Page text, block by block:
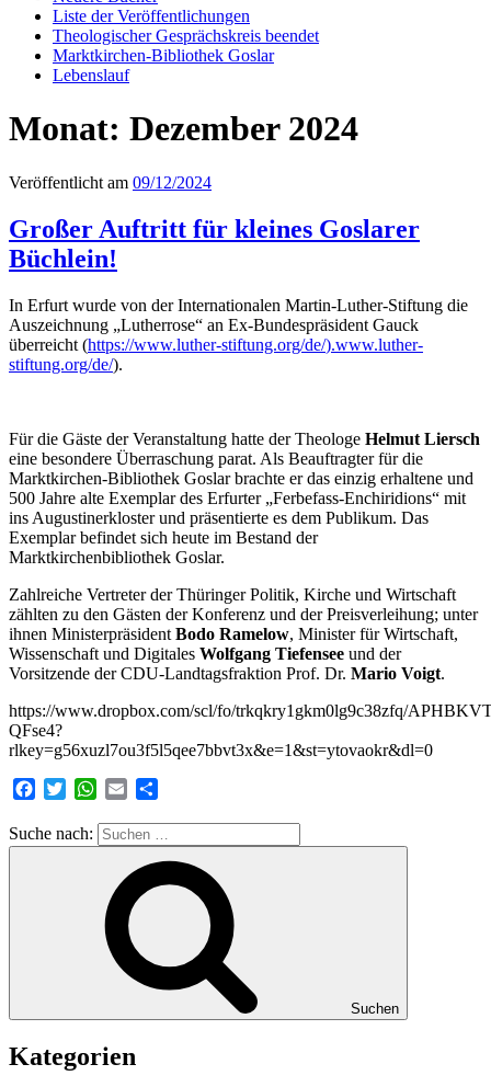
Liste der Veröffentlichungen
Theologischer Gesprächskreis beendet
Marktkirchen-Bibliothek Goslar
Lebenslauf
Monat: Dezember 2024
Veröffentlicht am 09/12/2024
Großer Auftritt für kleines Goslarer
Büchlein!
In Erfurt wurde von der Internationalen Martin-Luther-Stiftung die
Auszeichnung „Lutherrose“ an Ex-Bundespräsident Gauck
überreicht (https://www.luther-stiftung.org/de/).www.luther-
stiftung.org/de/).
Für die Gäste der Veranstaltung hatte der Theologe Helmut Liersch
eine besondere Überraschung parat. Als Beauftragter für die
Marktkirchen-Bibliothek Goslar brachte er das einzig erhaltene und
500 Jahre alte Exemplar des Erfurter „Ferbefass-Enchiridions“ mit
ins Augustinerkloster und präsentierte es dem Publikum. Das
Exemplar befindet sich heute im Bestand der
Marktkirchenbibliothek Goslar.
Zahlreiche Vertreter der Thüringer Politik, Kirche und Wirtschaft
zählten zu den Gästen der Konferenz und der Preisverleihung; unter
ihnen Ministerpräsident Bodo Ramelow, Minister für Wirtschaft,
Wissenschaft und Digitales Wolfgang Tiefensee und der
Vorsitzende der CDU-Landtagsfraktion Prof. Dr. Mario Voigt.
https://www.dropbox.com/scl/fo/trkqkry1gkm0lg9c38zfq/
QFse4?
rlkey=g56xuzl7ou3f5l5qee7bbvt3x&e=1&st=ytovaokr&dl=0
FacebookTwitterWhatsApp
Email
Suche nach:
Suchen
Kategorien